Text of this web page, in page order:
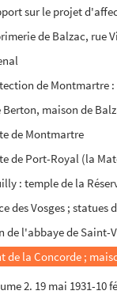
sur le projet
de Balzac, rue
de Montmartre
Berton, maison de
de Montmartre
de Port-Royal (la
: temple de la
des Vosges ;
de l'abbaye de Saint-
de la Concorde ;
2. 19 mai 1931-10